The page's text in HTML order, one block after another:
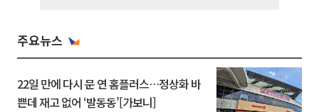
주요뉴스
22일 만에 다시 문 연 홈플러스…정상화 바
쁜데 재고 없어 ‘발동동’[가보니]